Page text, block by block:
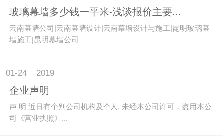
玻璃幕墙多少钱一平米-浅谈报价主要...
云南幕墙公司|云南幕墙设计|云南幕墙设计与施工|昆明玻璃幕
墙施工|昆明幕墙公司
01-24 2019
企业声明
声 明 近日有个别公司机构及个人, 未经本公司许可，盗用本公
司《营业执照》...